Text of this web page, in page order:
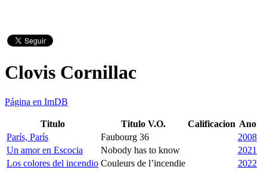
Clovis Cornillac
Página en ImDB
Titulo Titulo V.O. Calificacion Ano
París, París
Faubourg 36
2008
Un amor en Escocia
Nobody has to know
2021
Los colores del incendio Couleurs de l’incendie 2022